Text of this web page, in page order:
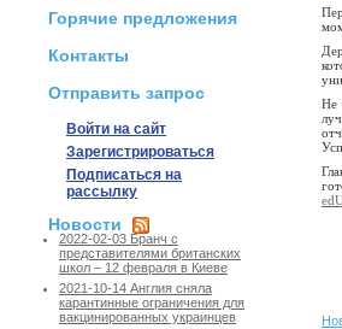
Горячие предложения
Контакты
Отправить запрос
Войти на сайт
Зарегистрироваться
Подписаться на
рассылку
Новости
2022-02-03 Бранч с
представителями британских
школ – 12 февраля в Киеве
2021-10-14 Англия сняла
карантинные ограничения для
вакцинированных украинцев
Не